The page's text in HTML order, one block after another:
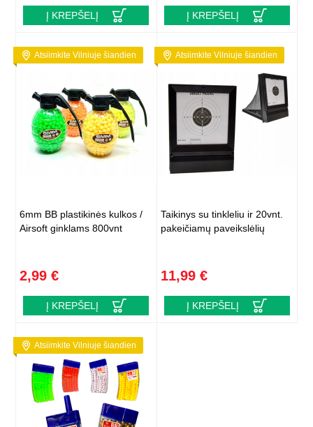
Į KREPŠELĮ Į KREPŠELĮ
Atsiimkite Vilniuje šiandien
6mm BB plastikinės kulkos /
Airsoft ginklams 800vnt
2,99 €
Į KREPŠELĮ
Atsiimkite Vilniuje šiandien
Taikinys su tinkleliu ir 20vnt.
pakeičiamų paveikslėlių
11,99 €
Į KREPŠELĮ
Atsiimkite Vilniuje šiandien